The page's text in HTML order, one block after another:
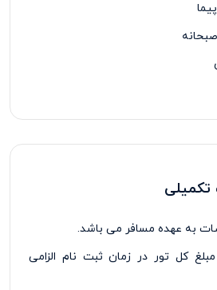
به عهده مسافر می باشد.
از مبلغ کل تور در زمان ثبت نام الزامی